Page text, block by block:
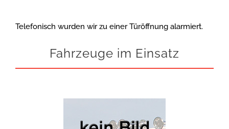
Telefonisch wurden wir zu einer Türöffnung alarmiert.
Fahrzeuge im Einsatz